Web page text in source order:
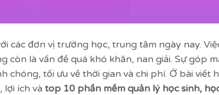
các đơn vị trường học, trung tâm ngày nay.
còn là vấn đề quá khó khăn, nan giải. Sự góp
chóng, tối ưu về thời gian và chi phí. Ở bài viết
lợi ích và top 10 phần mềm quản lý học sinh,